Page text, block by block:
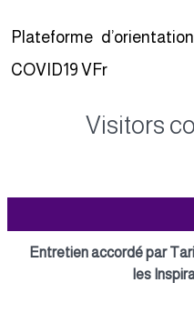
Plateforme
COVID19 VFr
Visitors
Entretien accordé par
les